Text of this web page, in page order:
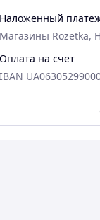
Наложенный
Магазины Rozetka,
Оплата на счет
IBAN
Чудово